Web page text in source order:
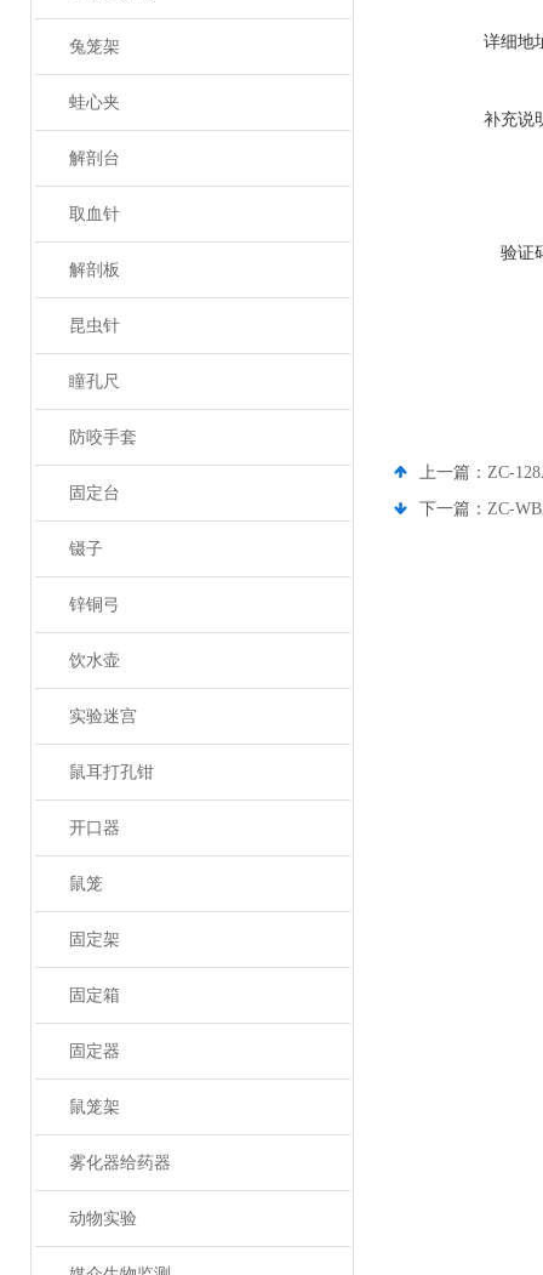
兔笼架
蛙心夹
解剖台
取血针
解剖板
昆虫针
瞳孔尺
防咬手套
固定台
镊子
锌铜弓
饮水壶
实验迷宫
鼠耳打孔钳
开口器
鼠笼
固定架
固定箱
固定器
鼠笼架
雾化器给药器
动物实验
详细地
补充说
验证
上一篇： ZC-
下一篇： ZC-